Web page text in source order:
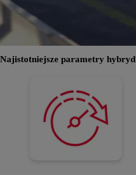
Najistotniejsze parametry hybryd